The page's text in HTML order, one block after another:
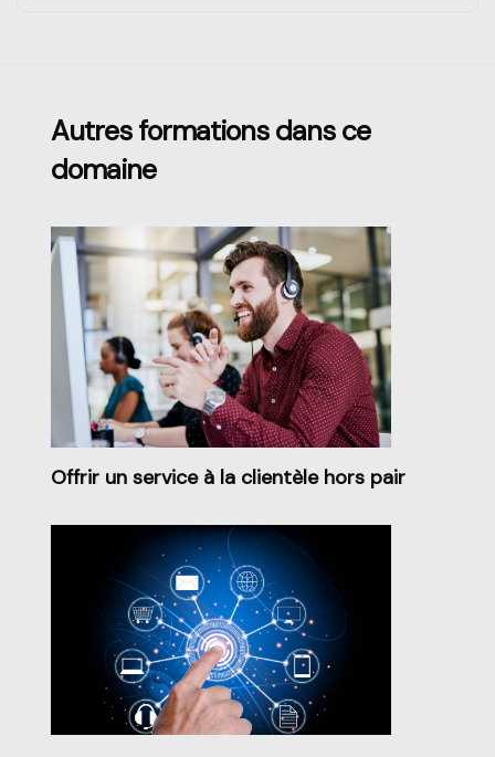
Autres formations dans ce
domaine
Offrir un service à la clientèle hors pair